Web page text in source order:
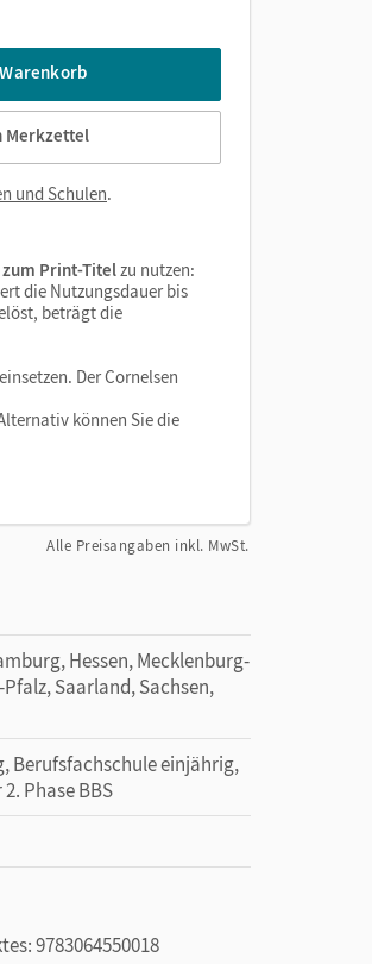
Merkzettel
und Schulen.
Print-Titelzu nutzen:
die Nutzungsdauer bis
beträgt die
Der Cornelsen
können Sie die
Alle Preisangaben inkl. MwSt.
Hessen, Mecklenburg-
Saarland, Sachsen,
Berufsfachschule einjährig,
Phase BBS
9783064550018